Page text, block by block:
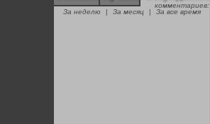
"Аркадий Коц" на
эгалите-фесте "Не
комментариев:
За неделю
| За месяц | За все время